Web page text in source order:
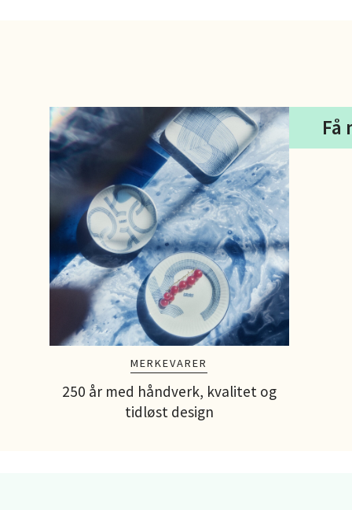
MERKEVARER
250 år med håndverk, kvalitet og
tidløst design
Få
Åpent